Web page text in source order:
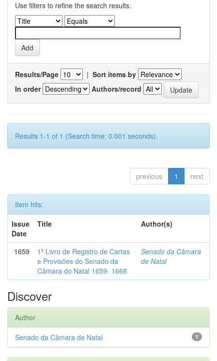
Use filters to refine the search results.
Results/Page | Sort items by
In order
Authors/record
Results 1-1 of 1 (Search time: 0.001 seconds).
previous 1 next
Item hits:
Issue
Date
Title Author(s)
1659
1º Livro de Registro de Cartas
e Provisões do Senado da
Câmara do Natal 1659- 1668
Senado da Câmara
de Natal
Discover
Author
1
Senado da Câmara de Natal